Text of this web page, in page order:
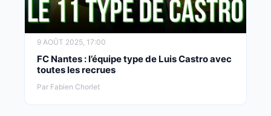
9 AOÛT 2025, 17:00
FC Nantes : l’équipe type de Luis Castro avec
toutes les recrues
Par Fabien Chorlet